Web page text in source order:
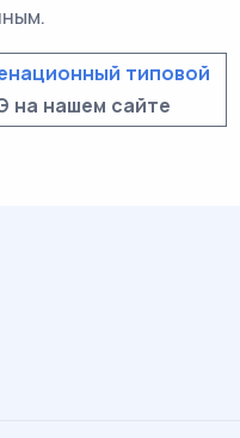
типовой
на нашем сайте